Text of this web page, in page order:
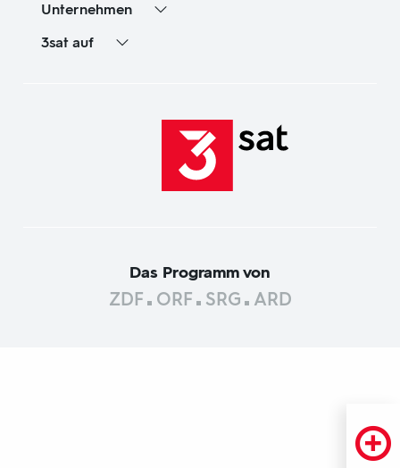
Unternehmen
3sat auf
Das Programm von
ZDF ORF SRG ARD